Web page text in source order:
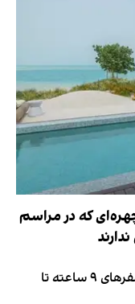
ممنوعه کریستیانو؛ ۱۰ چهره‌ای که در مراسم
روایت فداکاری‌های محمد صلاح؛ از سفرهای ۹ ساعته تا